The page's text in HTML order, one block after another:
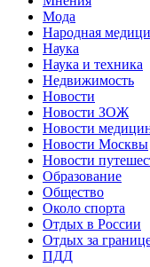
Мода
Народная
Наука
Наука и техника
Недвижимость
Новости
Новости ЗОЖ
Новости
Новости Москвы
Новости
Образование
Общество
Около спорта
Отдых в России
Отдых за
ПДД